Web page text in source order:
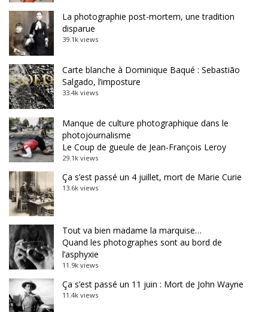
La photographie post-mortem, une tradition
disparue
39.1k views
Carte blanche à Dominique Baqué : Sebastião
Salgado, l’imposture
33.4k views
Manque de culture photographique dans le
photojournalisme
Le Coup de gueule de Jean-François Leroy
29.1k views
Ça s’est passé un 4 juillet, mort de Marie Curie
13.6k views
Tout va bien madame la marquise…
Quand les photographes sont au bord de
l’asphyxie
11.9k views
Ça s’est passé un 11 juin : Mort de John Wayne
11.4k views